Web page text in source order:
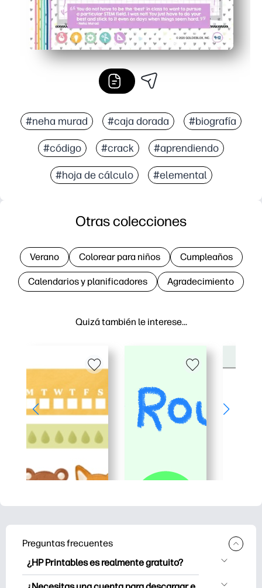
#neha murad #caja dorada #biografía
#código #crack #aprendiendo
#hoja de cálculo #elemental
Quizá también le interese…
Otras colecciones
Verano Colorear para niños Cumpleaños
Calendarios y planificadores Agradecimiento
Preguntas frecuentes
¿HP Printables es realmente gratuito?
HP Printables ofrece más de 2500